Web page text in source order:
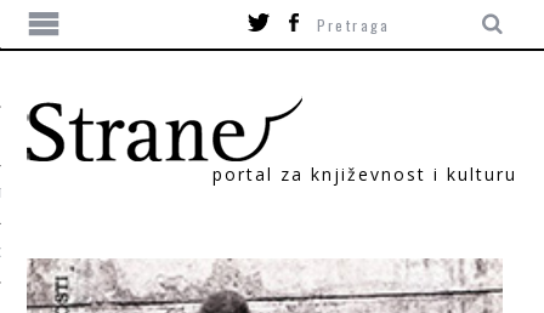
portal za književnost i kulturu